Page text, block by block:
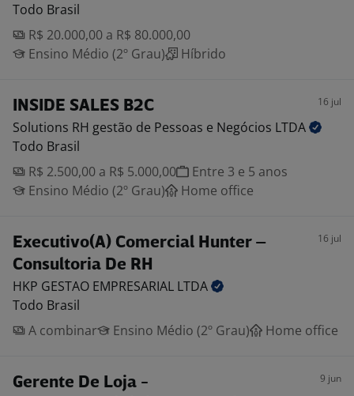
Todo Brasil
R$ 20.000,00 a R$ 80.000,00
Ensino Médio (2º Grau)
Híbrido
INSIDE SALES B2C 16 jul
Solutions RH gestão de Pessoas e Negócios LTDA
Todo Brasil
R$ 2.500,00 a R$ 5.000,00
Entre 3 e 5 anos
Ensino Médio (2º Grau)
Home office
Executivo(A) Comercial Hunter –
Consultoria De RH
16 jul
HKP GESTAO EMPRESARIAL LTDA
Todo Brasil
A combinar
Ensino Médio (2º Grau) Home office
Gerente De Loja -
9 jun